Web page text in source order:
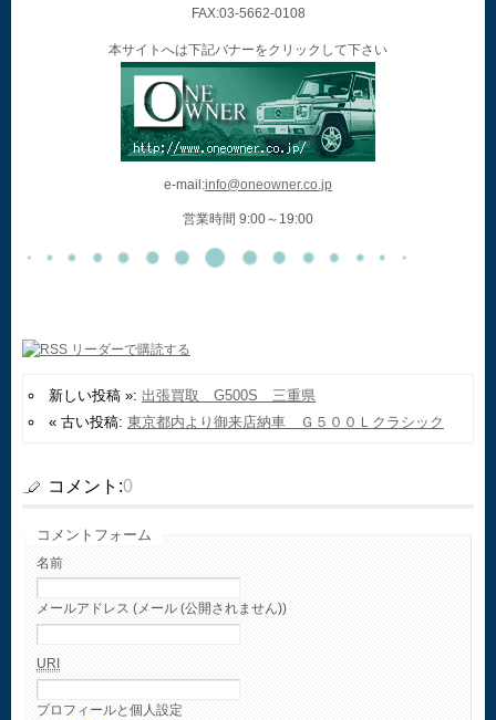
FAX:03-5662-0108
本サイトへは下記バナーをクリックして下さい
e-mail:info@oneowner.co.jp
営業時間 9:00～19:00
新しい投稿 »: 出張買取 G500S 三重県
« 古い投稿: 東京都内より御来店納車 Ｇ５００Ｌクラシック
コメント:0
コメントフォーム
名前
メールアドレス (メール (公開されません))
URI
プロフィールと個人設定